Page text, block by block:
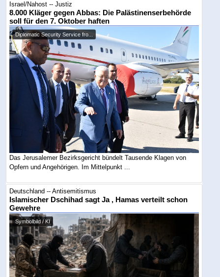
Israel/Nahost -- Justiz
8.000 Kläger gegen Abbas: Die Palästinenserbehörde
soll für den 7. Oktober haften
Diplomatic Security Service fro...
Das Jerusalemer Bezirksgericht bündelt Tausende Klagen von
Opfern und Angehörigen. Im Mittelpunkt ...
Deutschland -- Antisemitismus
Islamischer Dschihad sagt Ja , Hamas verteilt schon
Gewehre
Symbolbild / KI